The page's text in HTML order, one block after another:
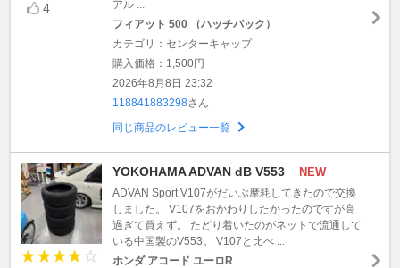
4
アル ...
フィアット 500 （ハッチバック）
カテゴリ：センターキャップ
購入価格：1,500円
2026年8月8日 23:32
118841883298さん
同じ商品のレビュー一覧
YOKOHAMA ADVAN dB V553 NEW
ADVAN Sport V107がだいぶ摩耗してきたので交換
しました。 V107をおかわりしたかったのですが高
過ぎて買えず。 たどり着いたのがネットで流通して
いる中国製のV553。 V107と比べ ...
ホンダ アコード ユーロR